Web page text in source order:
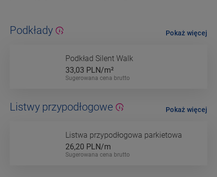
Podkłady
Podkład Silent Walk
33,03 PLN/m²
Sugerowana cena brutto
Pokaż więcej
Listwy przypodłogowe
Listwa przypodłogowa parkietowa
26,20 PLN/m
Sugerowana cena brutto
Pokaż więcej